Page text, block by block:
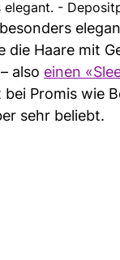
elegant. -
die Haare mit
also einen
bei Promis wie
sehr beliebt.